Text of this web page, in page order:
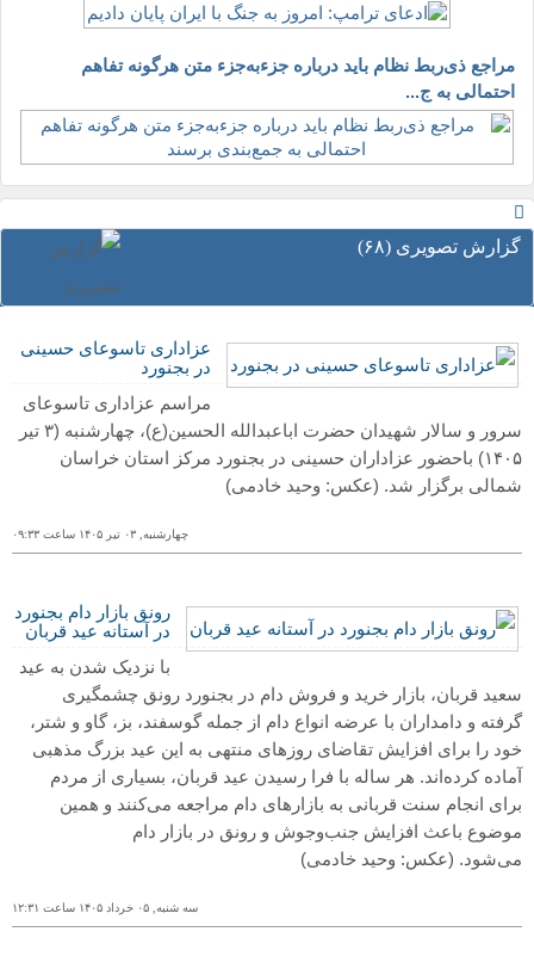
مراجع ذی‌ربط نظام باید درباره جزء‌به‌جزء متن هرگونه تفاهم
احتمالی به ج...
گزارش تصویری (۶٨)
عزاداری تاسوعای حسینی
در بجنورد
مراسم عزاداری تاسوعای
سرور و سالار شهیدان حضرت اباعبدالله الحسین(ع)، چهارشنبه (٣ تیر
۱۴۰۵) باحضور عزاداران حسینی در بجنورد مرکز استان خراسان
شمالی برگزار شد. (عکس: وحید خادمی)
چهارشنبه, ۰٣ تیر ١۴۰۵ ساعت ۰٩:٣٣
رونق بازار دام بجنورد
در آستانه عید قربان
با نزدیک شدن به عید
سعید قربان، بازار خرید و فروش دام در بجنورد رونق چشمگیری
گرفته و دامداران با عرضه انواع دام‌ از جمله گوسفند، بز، گاو و شتر،
خود را برای افزایش تقاضای روزهای منتهی به این عید بزرگ مذهبی
آماده کرده‌اند. هر ساله با فرا رسیدن عید قربان، بسیاری از مردم
برای انجام سنت قربانی به بازارهای دام مراجعه می‌کنند و همین
موضوع باعث افزایش جنب‌وجوش و رونق در بازار دام
می‌شود. (عکس: وحید خادمی)
سه شنبه, ۰۵ خرداد ١۴۰۵ ساعت ١٢:٣١